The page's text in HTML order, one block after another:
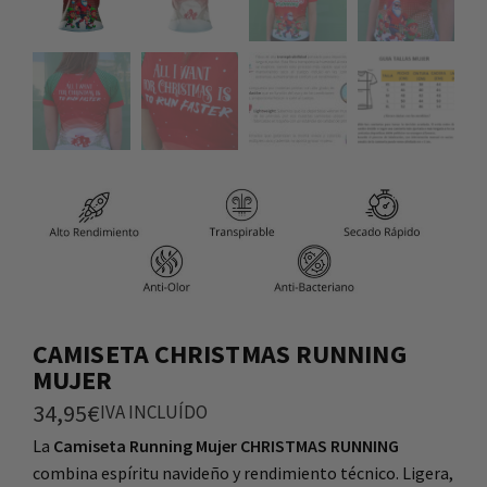
CAMISETA CHRISTMAS RUNNING
MUJER
34,95€IVA INCLUÍDO
La Camiseta Running Mujer CHRISTMAS RUNNING
combina espíritu navideño y rendimiento técnico. Ligera,